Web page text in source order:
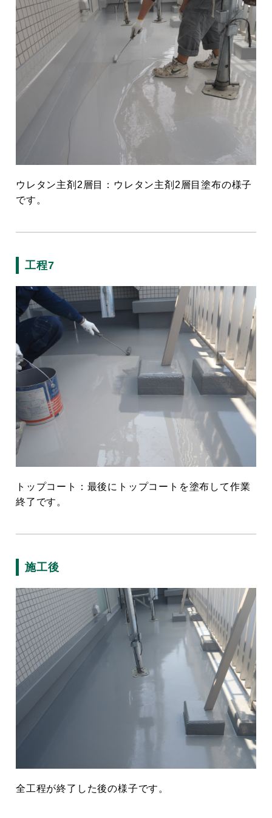
ウレタン主剤2層目：ウレタン主剤2層目塗布の様子
です。
工程7
トップコート：最後にトップコートを塗布して作業
終了です。
施工後
全工程が終了した後の様子です。